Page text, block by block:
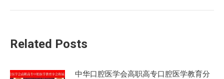
的
Related Posts
中华口腔医学会高职高专口腔医学教育分